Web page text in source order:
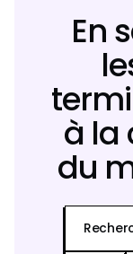
En
à la
du